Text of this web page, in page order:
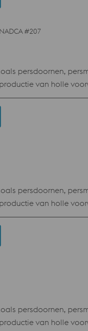
NADCA #207
persdoornen,
van holle
persdoornen,
van holle
persdoornen,
van holle